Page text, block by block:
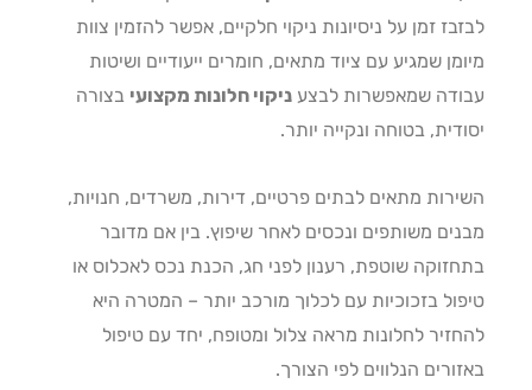
זמן על ניסיונות ניקוי חלקיים, אפשר להזמין צוות
שמגיע עם ציוד מתאים, חומרים ייעודיים ושיטות
שמאפשרות לבצעניקוי חלונות מקצועיבצורה
בטוחה ונקייה יותר.
מתאים לבתים פרטיים, דירות, משרדים, חנויות,
משותפים ונכסים לאחר שיפוץ. בין אם מדובר
שוטפת, רענון לפני חג, הכנת נכס לאכלוס או
בזכוכיות עם לכלוך מורכב יותר – המטרה היא
לחלונות מראה צלול ומטופח, יחד עם טיפול
הנלווים לפי הצורך.